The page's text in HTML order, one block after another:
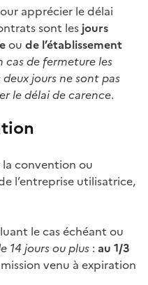
apprécier le délai
sont les jours
ou de l’établissement
cas de fermeture les
jours ne sont pas
ledélai de carence.
convention ou
l’entreprise utilisatrice,
le cas échéant ou
14 jours ou plus : au 1/3
venu à expiration